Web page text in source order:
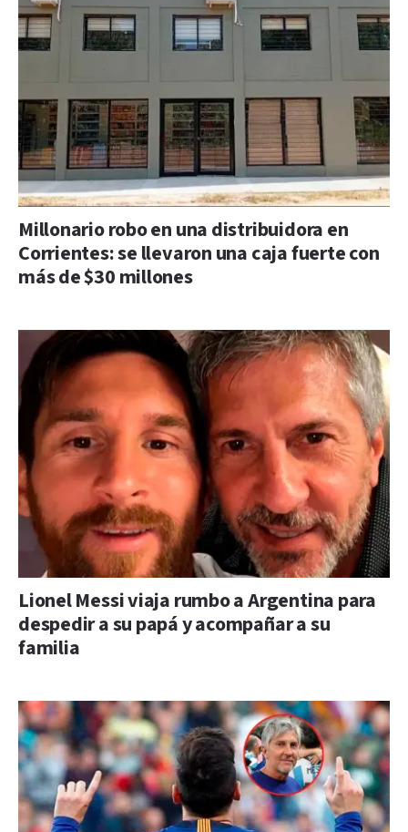
Millonario robo en una distribuidora en
Corrientes: se llevaron una caja fuerte con
más de $30 millones
Lionel Messi viaja rumbo a Argentina para
despedir a su papá y acompañar a su
familia